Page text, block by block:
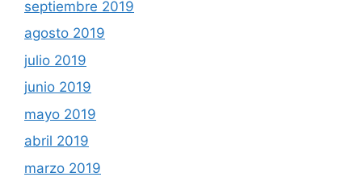
septiembre 2019
agosto 2019
julio 2019
junio 2019
mayo 2019
abril 2019
marzo 2019